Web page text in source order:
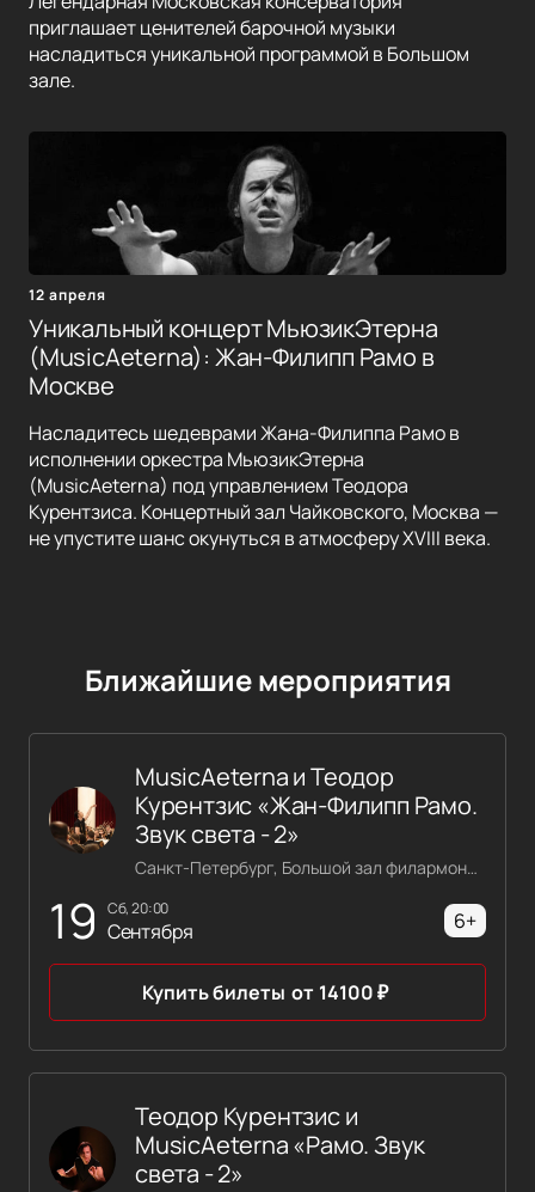
приглашает ценителей барочной музыки
насладиться уникальной программой в Большом
зале.
12 апреля
Уникальный концерт МьюзикЭтерна
(MusicAeterna): Жан-Филипп Рамо в
Москве
Насладитесь шедеврами Жана-Филиппа Рамо в
исполнении оркестра МьюзикЭтерна
(MusicAeterna) под управлением Теодора
Курентзиса. Концертный зал Чайковского, Москва —
не упустите шанс окунуться в атмосферу XVIII века.
Ближайшие мероприятия
19 сб, 20:00
Сентября
MusicAeterna и Теодор
Курентзис «Жан-Филипп Рамо.
Звук света - 2»
Санкт-Петербург, Большой зал филармонии имени Шостаковича
6+
Купить билеты от 14100₽
Теодор Курентзис и
MusicAeterna «Рамо. Звук
света - 2»